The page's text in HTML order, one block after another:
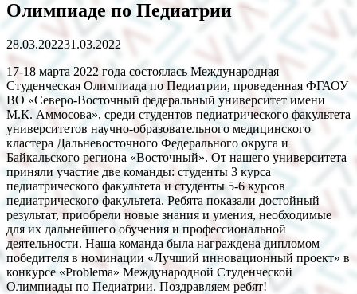
Олимпиаде по Педиатрии
28.03.202231.03.2022
17-18 марта 2022 года состоялась Международная
Студенческая Олимпиада по Педиатрии, проведенная ФГАОУ
ВО «Северо-Восточный федеральный университет имени
М.К. Аммосова», среди студентов педиатрического факультета
университетов научно-образовательного медицинского
кластера Дальневосточного Федерального округа и
Байкальского региона «Восточный». От нашего университета
приняли участие две команды: студенты 3 курса
педиатрического факультета и студенты 5-6 курсов
педиатрического факультета. Ребята показали достойный
результат, приобрели новые знания и умения, необходимые
для их дальнейшего обучения и профессиональной
деятельности. Наша команда была награждена дипломом
победителя в номинации «Лучший инновационный проект» в
конкурсе «Problema» Международной Студенческой
Олимпиады по Педиатрии. Поздравляем ребят!